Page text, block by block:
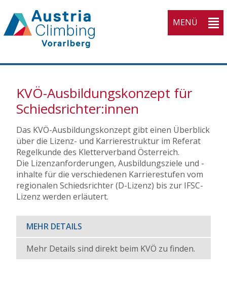
Home
Open submenu
Athletinnen
3
Open submenu
Wettkampfsport
4
Open submenu
Breitensport
4
Open submenu
Ausbildung
5
Open submenu
Service
MENÜ
KVÖ-Ausbildungskonzept für
Schiedsrichter:innen
Das KVÖ-Ausbildungskonzept gibt einen Überblick
über die Lizenz- und Karrierestruktur im Referat
Regelkunde des Kletterverband Österreich.
Die Lizenzanforderungen, Ausbildungsziele und -
inhalte für die verschiedenen Karrierestufen vom
regionalen Schiedsrichter (D-Lizenz) bis zur IFSC-
Lizenz werden erläutert.
MEHR DETAILS
Mehr Details sind direkt beim KVÖ zu finden.